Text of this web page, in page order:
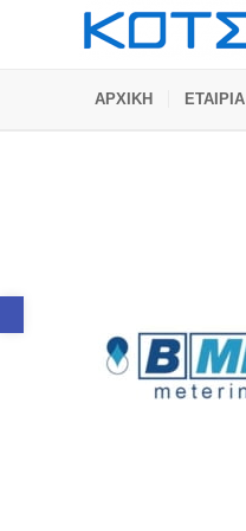
Ανοίξτε τη γραμμή εργαλείων
ΑΡΧΙΚΗ ΕΤΑΙΡΙΑ